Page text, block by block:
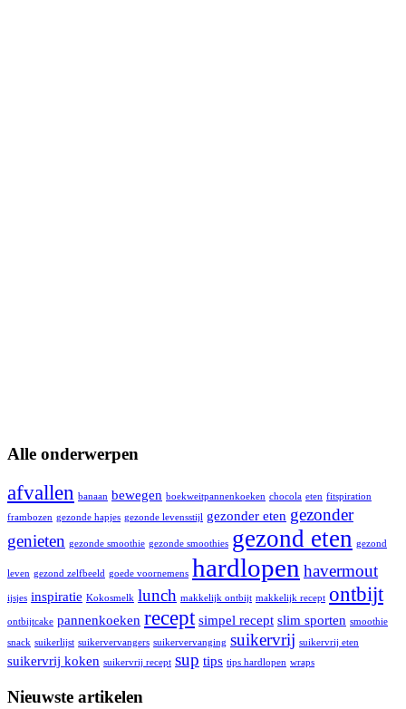
Alle onderwerpen
afvallen banaan bewegen boekweitpannenkoeken chocola eten fitspiration
frambozen gezonde hapjes gezonde levensstijl gezonder eten gezonder
genieten gezonde smoothie gezonde smoothies gezond eten gezond
leven gezond zelfbeeld goede voornemens hardlopen havermout
ijsjes inspiratie Kokosmelk lunch makkelijk ontbijt makkelijk recept ontbijt
ontbijtcake pannenkoeken recept simpel recept slim sporten smoothie
snack suikerlijst suikervervangers suikervervanging suikervrij suikervrij eten
suikervrij koken suikervrij recept sup tips tips hardlopen wraps
Nieuwste artikelen